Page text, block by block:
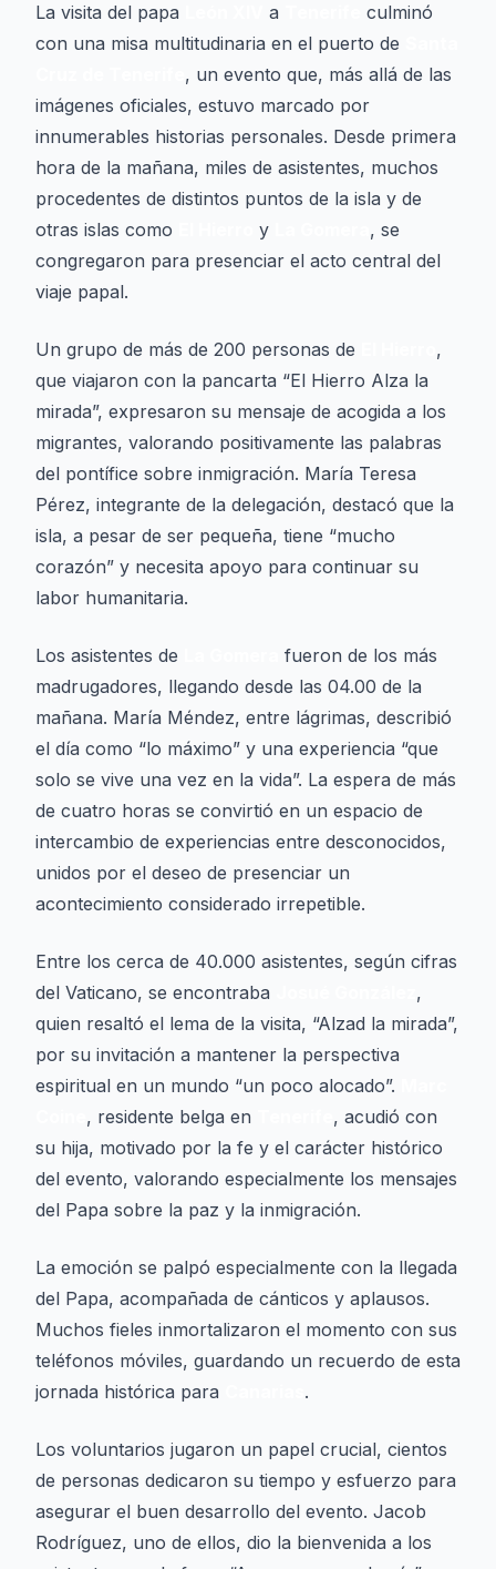
La visita del papa a
culminó
con una misa multitudinaria en el puerto de
, un evento que, más allá de las
imágenes oficiales, estuvo marcado por
innumerables historias personales. Desde primera
hora de la mañana, miles de asistentes, muchos
procedentes de distintos puntos de la isla y de
otras islas como
y
, se
congregaron para presenciar el acto central del
viaje papal.
Un grupo de más de 200 personas de
,
que viajaron con la pancarta “El Hierro Alza la
mirada”, expresaron su mensaje de acogida a los
migrantes, valorando positivamente las palabras
del pontífice sobre inmigración. María Teresa
Pérez, integrante de la delegación, destacó que la
isla, a pesar de ser pequeña, tiene “mucho
corazón” y necesita apoyo para continuar su
labor humanitaria.
Los asistentes de
fueron de los más
madrugadores, llegando desde las 04.00 de la
mañana. María Méndez, entre lágrimas, describió
el día como “lo máximo” y una experiencia “que
solo se vive una vez en la vida”. La espera de más
de cuatro horas se convirtió en un espacio de
intercambio de experiencias entre desconocidos,
unidos por el deseo de presenciar un
acontecimiento considerado irrepetible.
Entre los cerca de 40.000 asistentes, según cifras
del Vaticano, se encontraba
,
quien resaltó el lema de la visita, “Alzad la mirada”,
por su invitación a mantener la perspectiva
espiritual en un mundo “un poco alocado”.
, residente belga en
, acudió con
su hija, motivado por la fe y el carácter histórico
del evento, valorando especialmente los mensajes
del Papa sobre la paz y la inmigración.
La emoción se palpó especialmente con la llegada
del Papa, acompañada de cánticos y aplausos.
Muchos fieles inmortalizaron el momento con sus
teléfonos móviles, guardando un recuerdo de esta
jornada histórica para
.
Los voluntarios jugaron un papel crucial, cientos
de personas dedicaron su tiempo y esfuerzo para
asegurar el buen desarrollo del evento. Jacob
Rodríguez, uno de ellos, dio la bienvenida a los